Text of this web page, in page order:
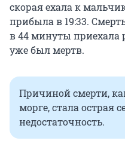
скорая ехала к
прибыла в 19:33.
в 44 минуты
уже был мертв.
Причиной смерти,
морге, стала острая
недостаточность.